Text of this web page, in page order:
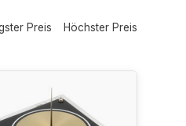
Preis Höchster Preis